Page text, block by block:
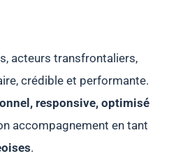
acteurs transfrontaliers,
crédible et performante.
responsive, optimisé
accompagnement en tant
.